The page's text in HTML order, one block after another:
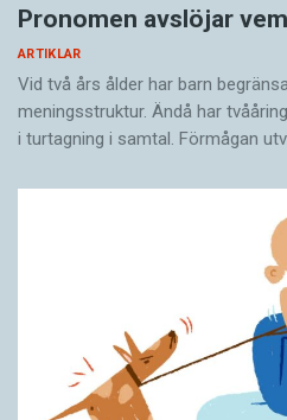
Pronomen avslöjar
ARTIKLAR
Vid två års ålder har barn
meningsstruktur. Ändå har
i turtagning i samtal. Förmågan